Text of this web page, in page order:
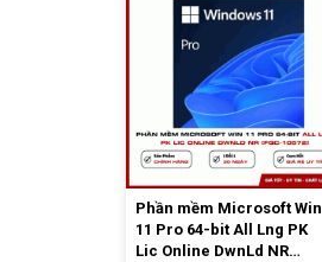
Phần mềm Microsoft Win
11 Pro 64-bit All Lng PK
Lic Online DwnLd NR